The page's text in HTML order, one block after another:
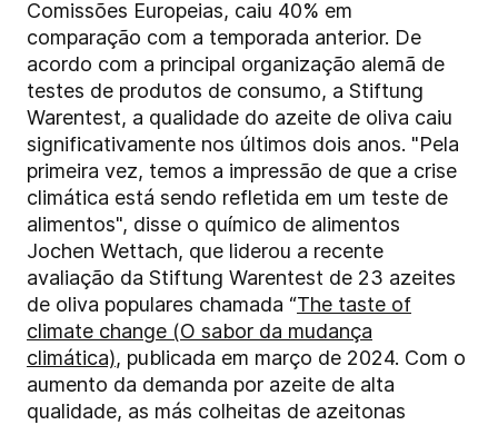
Comissões Europeias, caiu 40% em
comparação com a temporada anterior. De
acordo com a principal organização alemã de
testes de produtos de consumo, a Stiftung
Warentest, a qualidade do azeite de oliva caiu
significativamente nos últimos dois anos. "Pela
primeira vez, temos a impressão de que a crise
climática está sendo refletida em um teste de
alimentos", disse o químico de alimentos
Jochen Wettach, que liderou a recente
avaliação da Stiftung Warentest de 23 azeites
de oliva populares chamada “The taste of
climate change (O sabor da mudança
climática), publicada em março de 2024. Com o
aumento da demanda por azeite de alta
qualidade, as más colheitas de azeitonas